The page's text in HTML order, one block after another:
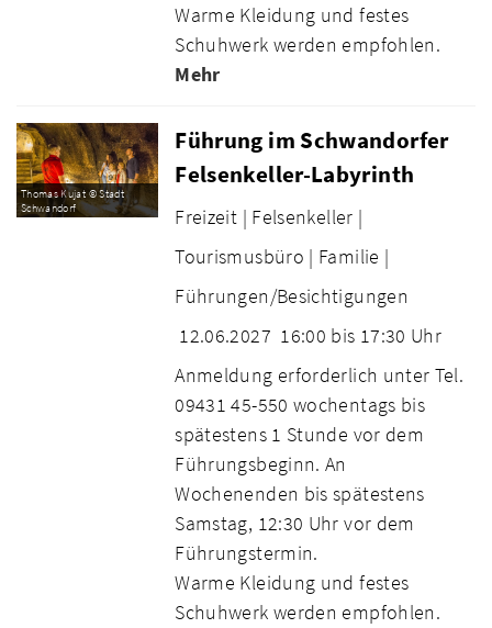
Warme Kleidung und festes
Schuhwerk werden empfohlen.
Mehr
Thomas Kujat © Stadt
Schwandorf
Führung im Schwandorfer
Felsenkeller-Labyrinth
Freizeit | Felsenkeller |
Tourismusbüro | Familie |
Führungen/Besichtigungen
12.06.2027 16:00 bis 17:30 Uhr
Anmeldung erforderlich unter Tel.
09431 45-550 wochentags bis
spätestens 1 Stunde vor dem
Führungsbeginn. An
Wochenenden bis spätestens
Samstag, 12:30 Uhr vor dem
Führungstermin.
Warme Kleidung und festes
Schuhwerk werden empfohlen.